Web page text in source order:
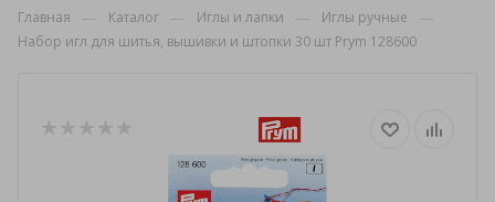
Главная — Каталог — Иглы и лапки — Иглы ручные —
Набор игл для шитья, вышивки и штопки 30 шт Prym 128600